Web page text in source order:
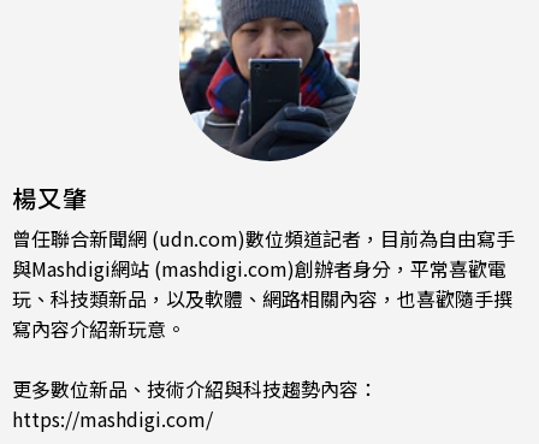
楊又肇
曾任聯合新聞網 (udn.com)數位頻道記者，目前為自由寫手
與Mashdigi網站 (mashdigi.com)創辦者身分，平常喜歡電
玩、科技類新品，以及軟體、網路相關內容，也喜歡隨手撰
寫內容介紹新玩意。
更多數位新品、技術介紹與科技趨勢內容：
https://mashdigi.com/